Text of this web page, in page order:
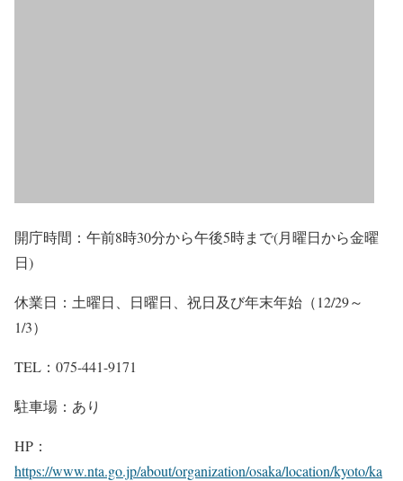
開庁時間：午前8時30分から午後5時まで(月曜日から金曜
日)
休業日：土曜日、日曜日、祝日及び年末年始（12/29～
1/3）
TEL：075-441-9171
駐車場：あり
HP：
https://www.nta.go.jp/about/organization/osaka/location/kyoto/ka